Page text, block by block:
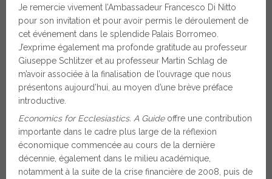
Je remercie vivement l’Ambassadeur Francesco Di Nitto
pour son invitation et pour avoir permis le déroulement de
cet événement dans le splendide Palais Borromeo.
J’exprime également ma profonde gratitude au professeur
Giuseppe Schlitzer et au professeur Martin Schlag de
m’avoir associée à la finalisation de l’ouvrage que nous
présentons aujourd’hui, au moyen d’une brève préface
introductive.
Economics for Ecclesiastics. A Guideoffre une contribution
importante dans le cadre plus large de la réflexion
économique commencée au cours de la dernière
décennie, également dans le milieu académique,
notamment à la suite de la crise financière de 2008, puis de